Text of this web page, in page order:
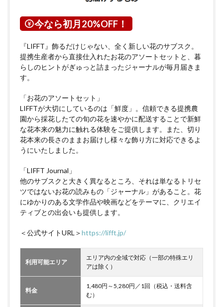
今なら初月20%OFF！
『LIFFT』飾るだけじゃない、全く新しい花のサブスク。
提携生産者から直接仕入れたお花のアソートセットと、暮
らしのヒントがぎゅっと詰まったジャーナルが毎月届きま
す。
「お花のアソートセット」
LIFFTが大切にしているのは「鮮度」。信頼できる提携農
園から採花したての旬の花を速やかに配送することで新鮮
な花本来の魅力に触れる体験をご提供します。また、切り
花本来の長さのままお届けし様々な飾り方に対応できるよ
うにいたしました。
「LIFFT Journal」
他のサブスクと大きく異なるところ、それは単なるトリセ
ツではないお花の読みもの「ジャーナル」があること。花
にゆかりのある文学作品や映画などをテーマに、クリエイ
ティブとの出会いも提供します。
＜公式サイトURL＞https://lifft.jp/
利用可能エリア
エリア内の全域で対応（一部の特殊エリ
アは除く）
料金
1,480円～5,280円／1回（税込・送料含
む）